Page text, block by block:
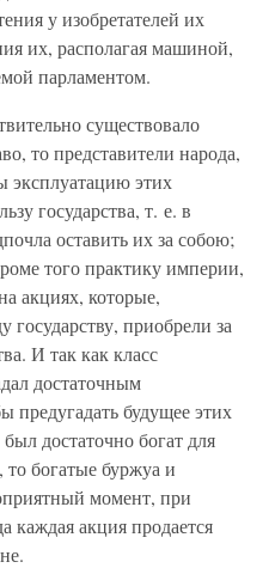
у изобретателей их
их, располагая машиной,
парламентом.
существовало
то представители народа,
эксплуатацию этих
государства, т. е. в
оставить их за собою;
того практику империи,
акциях, которые,
приобрели за
И так как класс
достаточным
предугадать будущее этих
достаточно богат для
богатые буржуа и
момент, при
каждая акция продается